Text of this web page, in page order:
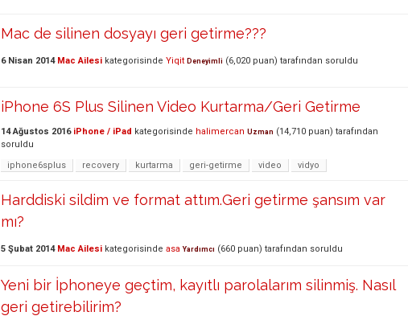
Mac de silinen dosyayı geri getirme???
6 Nisan 2014 Mac Ailesi kategorisinde Yiqit Deneyimli (6,020 puan) tarafından soruldu
iPhone 6S Plus Silinen Video Kurtarma/Geri Getirme
14 Ağustos 2016 iPhone / iPad kategorisinde halimercan Uzman (14,710 puan) tarafından
soruldu
iphone6splus
recovery kurtarma geri-getirme video vidyo
Harddiski sildim ve format attım.Geri getirme şansım var
mı?
5 Şubat 2014 Mac Ailesi kategorisinde asa Yardımcı (660 puan) tarafından soruldu
Yeni bir İphoneye geçtim, kayıtlı parolalarım silinmiş. Nasıl
geri getirebilirim?